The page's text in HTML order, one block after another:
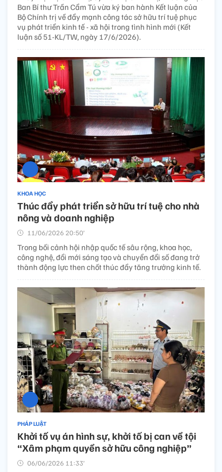
Ban Bí thư Trần Cẩm Tú vừa ký ban hành Kết luận của
Bộ Chính trị về đẩy mạnh công tác sở hữu trí tuệ phục
vụ phát triển kinh tế - xã hội trong tình hình mới (Kết
luận số 51-KL/TW, ngày 17/6/2026).
KHOA HỌC
Thúc đẩy phát triển sở hữu trí tuệ cho nhà
nông và doanh nghiệp
11/06/2026 20:50’
Trong bối cảnh hội nhập quốc tế sâu rộng, khoa học,
công nghệ, đổi mới sáng tạo và chuyển đổi số đang trở
thành động lực then chốt thúc đẩy tăng trưởng kinh tế.
PHÁP LUẬT
Khởi tố vụ án hình sự, khởi tố bị can về tội
“Xâm phạm quyền sở hữu công nghiệp”
06/06/2026 11:33’